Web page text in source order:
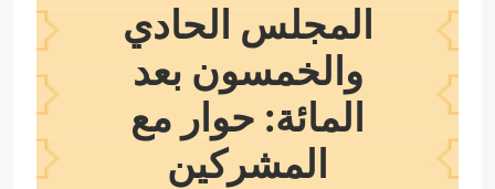
المجلس الحادي
والخمسون بعد
المائة: حوار مع
المشركين